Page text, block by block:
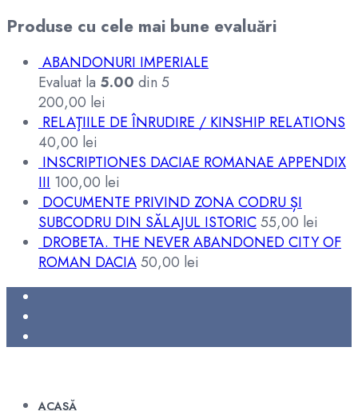
Produse cu cele mai bune evaluări
ABANDONURI IMPERIALE
Evaluat la 5.00 din 5
200,00 lei
RELAŢIILE DE ÎNRUDIRE / KINSHIP RELATIONS
40,00 lei
INSCRIPTIONES DACIAE ROMANAE APPENDIX
III 100,00 lei
DOCUMENTE PRIVIND ZONA CODRU ȘI
SUBCODRU DIN SĂLAJUL ISTORIC55,00 lei
DROBETA. THE NEVER ABANDONED CITY OF
ROMAN DACIA50,00 lei
ACASĂ